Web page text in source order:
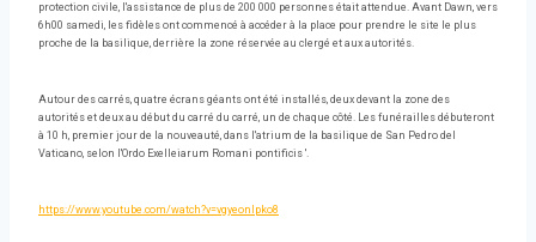
protection civile, l'assistance de plus de 200 000 personnes était attendue. Avant Dawn, vers
6h00 samedi, les fidèles ont commencé à accéder à la place pour prendre le site le plus
proche de la basilique, derrière la zone réservée au clergé et aux autorités.
Autour des carrés, quatre écrans géants ont été installés, deux devant la zone des
autorités et deux au début du carré du carré, un de chaque côté. Les funérailles débuteront
à 10 h, premier jour de la nouveauté, dans l'atrium de la basilique de San Pedro del
Vaticano, selon l'Ordo Exelleiarum Romani pontificis '.
https://www.youtube.com/watch?v=vgyeonlpko8